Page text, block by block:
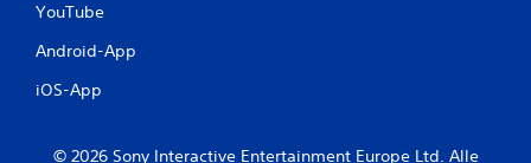
YouTube
Android-App
iOS-App
© 2026 Sony Interactive Entertainment Europe Ltd. Alle